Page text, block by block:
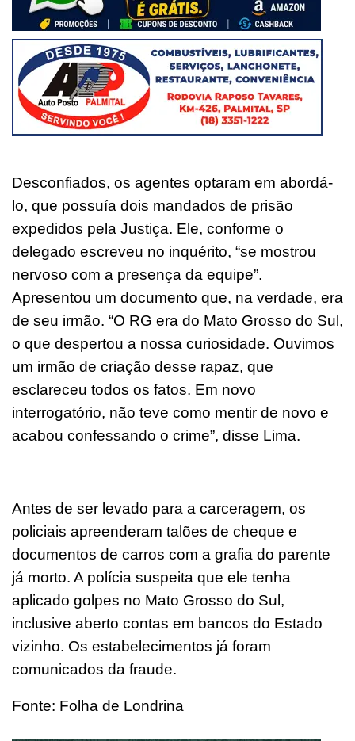
Desconfiados, os agentes optaram em abordá-
lo, que possuía dois mandados de prisão
expedidos pela Justiça. Ele, conforme o
delegado escreveu no inquérito, “se mostrou
nervoso com a presença da equipe”.
Apresentou um documento que, na verdade, era
de seu irmão. “O RG era do Mato Grosso do Sul,
o que despertou a nossa curiosidade. Ouvimos
um irmão de criação desse rapaz, que
esclareceu todos os fatos. Em novo
interrogatório, não teve como mentir de novo e
acabou confessando o crime”, disse Lima.
Antes de ser levado para a carceragem, os
policiais apreenderam talões de cheque e
documentos de carros com a grafia do parente
já morto. A polícia suspeita que ele tenha
aplicado golpes no Mato Grosso do Sul,
inclusive aberto contas em bancos do Estado
vizinho. Os estabelecimentos já foram
comunicados da fraude.
Fonte: Folha de Londrina